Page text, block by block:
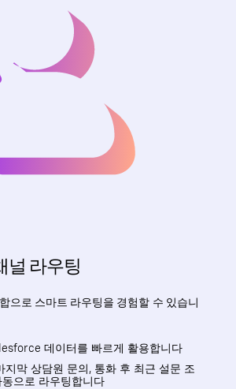
널 라우팅
으로 스마트 라우팅을 경험할 수 있습니
데이터를 빠르게 활용합니다
지막 상담원 문의, 통화 후 최근 설문 조
으로 라우팅합니다